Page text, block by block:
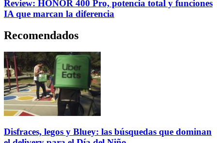
Review: HONOR 400 Pro, potencia total y funciones
IA que marcan la diferencia
Recomendados
Disfraces, legos y Bluey: las búsquedas que dominan